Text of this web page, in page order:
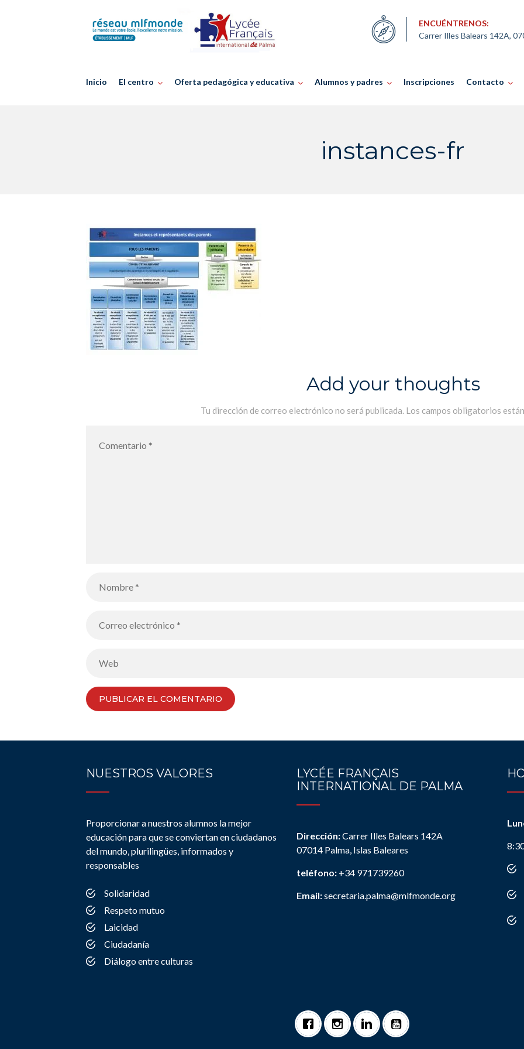
ENCUÉNTRENOS:
Carrer Illes Balears 142A,
Inicio El centro Oferta pedagógica y educativa Alumnos y padres Inscripciones Contacto
instances-fr
Add your thoughts
Tu dirección de correo electrónico no será publicada. Los campos obligatorios
NUESTROS VALORES
Proporcionar a nuestros alumnos la mejor
educación para que se conviertan en ciudadanos
del mundo, plurilingües, informados y
responsables
Solidaridad
Respeto mutuo
Laicidad
Ciudadanía
Diálogo entre culturas
LYCÉE FRANÇAIS
INTERNATIONAL DE PALMA
Dirección:Carrer Illes Balears 142A
07014 Palma, Islas Baleares
teléfono: +34 971739260
Email:secretaria.palma@mlfmonde.org